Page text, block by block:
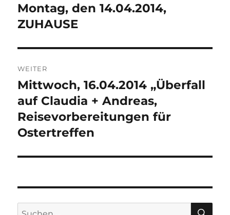
Vorheriger
Beitrag:
Montag, den 14.04.2014,
ZUHAUSE
WEITER
Nächster
Beitrag:
Mittwoch, 16.04.2014 „Überfall
auf Claudia + Andreas,
Reisevorbereitungen für
Ostertreffen
Suchen